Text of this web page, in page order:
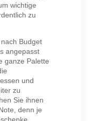
wichtige
zu
Budget
angepasst
ganze Palette
und
zu
Sie ihnen
denn je